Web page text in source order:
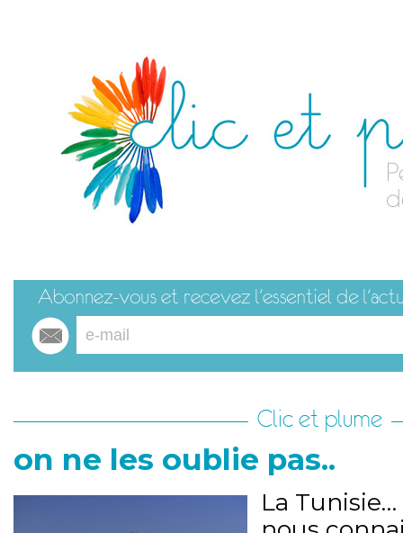
Clic et plume
on ne les oublie pas..
La